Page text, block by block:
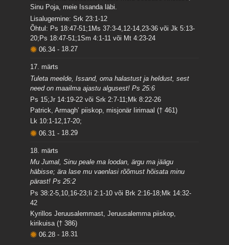
Sinu Poja, meie Issanda läbi.
Lisalugemine: Srk 23:1-12
Õhtul: Ps 18:47-51;1Ms 37:3-4,12-14,23-36 või Jk 5:13-
20;Ps 18:47-51;1Sm 4:1-11 või Mt 4:23-24
06.34- 18.27
17. märts
Tuleta meelde, Issand, oma halastust ja heldust, sest
need on maailma ajastu algusest! Ps 25:6
Ps 15;Jr 14:19-22 või Srk 2:7-11;Mk 8:22-26
Patrick, Armagh’ piiskop, misjonär Iirimaal († 461)
Lk 10:1-12,17-20;
06.31- 18.29
18. märts
Mu Jumal, Sinu peale ma loodan, ärgu ma jäägu
häbisse; ära lase mu vaenlasi rõõmust hõisata minu
pärast! Ps 25:2
Ps 38:2-5,10,16-23;Ii 2:1-10 või Brk 2:16-18;Mk 14:32-
42
Kyrillos Jeruusalemmast, Jeruusalemma piiskop,
kirikuisa († 386)
06.28- 18.31